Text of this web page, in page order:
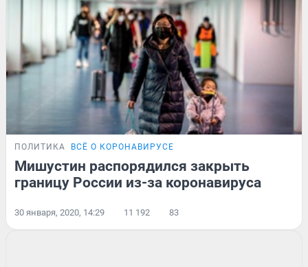
ПОЛИТИКА ВСЁ О КОРОНАВИРУСЕ
Мишустин распорядился закрыть
границу России из-за коронавируса
30 января, 2020, 14:29 11 192 83